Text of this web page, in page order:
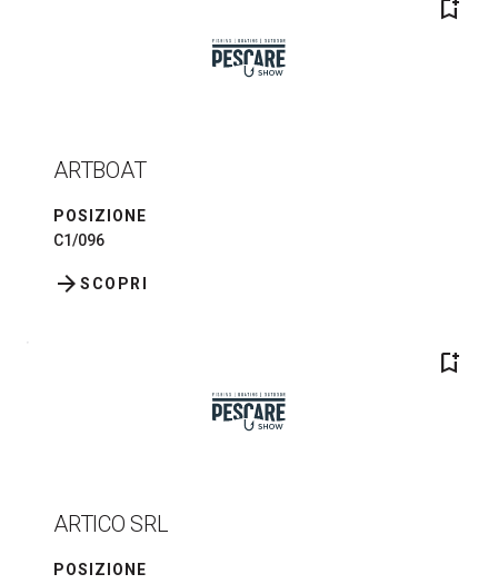
bookmark_add
ARTBOAT
POSIZIONE
C1/096
SCOPRI
arrow_forward
bookmark_add
ARTICO SRL
POSIZIONE